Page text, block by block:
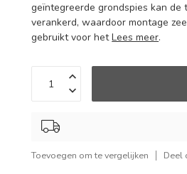
geïntegreerde grondspies kan de
verankerd, waardoor montage
gebruikt voor hetLees meer.
Toevoegen om te vergelijken Deel